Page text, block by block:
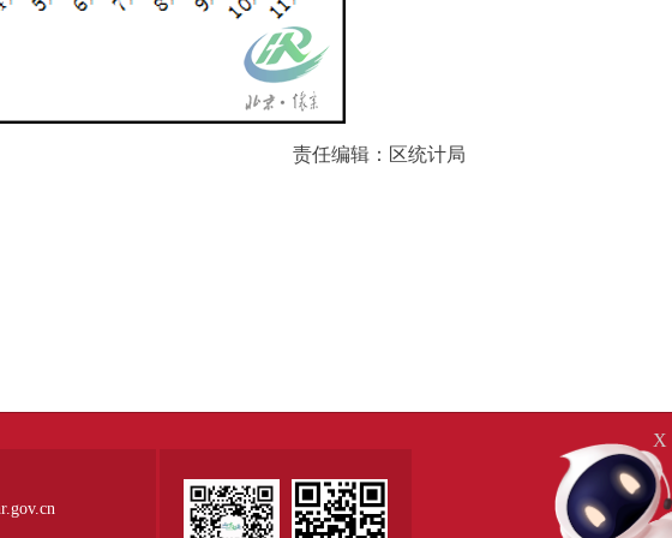
责任编辑：区统计局
X